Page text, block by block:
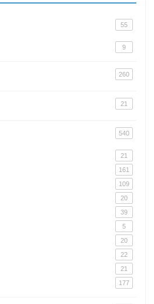
55
9
260
21
540
21
161
109
20
39
5
20
22
21
177